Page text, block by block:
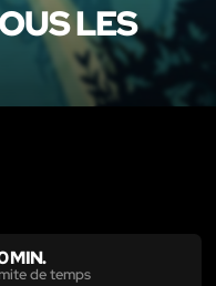
LES
MIN.
de temps